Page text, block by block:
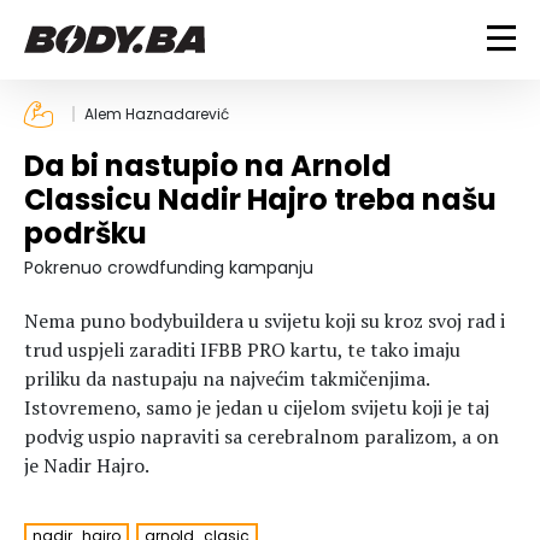
FITNESS
Vježbanje
Mršanje
Discipline
Indoor & Outdoor
BODYBUILDING
Trening i vježbe
Takmičarski bodybuilding
Ostalo
ISHRANA
Nutricionizam
Recepti
Suplementi
Tablica kalorija
ZDRAVLJE
Um i tijelo
Povrede i bolesti
Lifestyle
Trudnice
LIFESTYLE
Bodybuilding
Fitness
Zdravlje
VODA
MAGAZIN
Alem Haznadarević
Da bi nastupio na Arnold
Classicu Nadir Hajro treba našu
podršku
Pokrenuo crowdfunding kampanju
Nema puno bodybuildera u svijetu koji su kroz svoj rad i
trud uspjeli zaraditi IFBB PRO kartu, te tako imaju
priliku da nastupaju na najvećim takmičenjima.
Istovremeno, samo je jedan u cijelom svijetu koji je taj
podvig uspio napraviti sa cerebralnom paralizom, a on
je Nadir Hajro.
nadir_hajro arnold_clasic